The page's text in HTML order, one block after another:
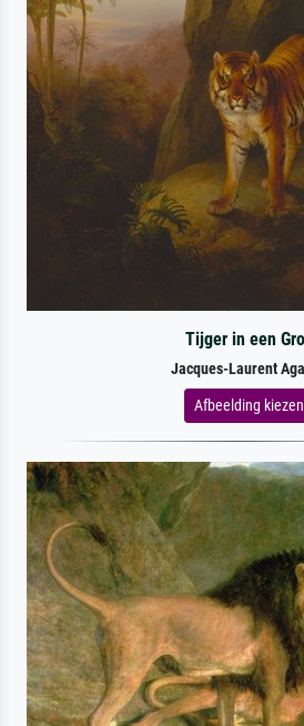
Tijger in een
Jacques-Laurent
Afbeelding kiezen